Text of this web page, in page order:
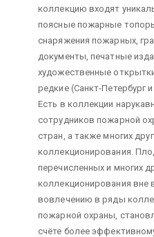
коллекцию входят
поясные пожарные
снаряжения пожарных,
документы, печатные
художественные
редкие (Санкт-Петербург
Есть в коллекции
сотрудников пожарной
стран, а также многих
коллекционирования.
перечисленных и многих
коллекционирования вне
вовлечению в ряды
пожарной охраны,
счёте более